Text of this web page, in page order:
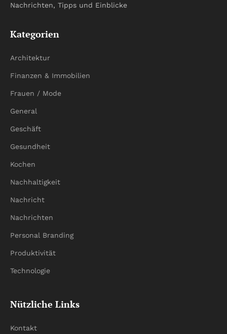
Nachrichten, Tipps und Einblicke
Kategorien
Architektur
Finanzen & Immobilien
Frauen / Mode
General
Geschäft
Gesundheit
Kochen
Nachhaltigkeit
Nachricht
Nachrichten
Personal Branding
Produktivität
Technologie
Nützliche Links
Kontakt